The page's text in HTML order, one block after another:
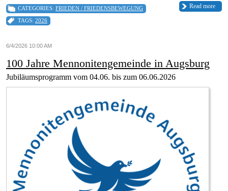
Read more
CATEGORIES: FRIEDEN / FRIEDENSBEWEGUNG
TAGS: 2026
6/4/2026 10:00 AM
100 Jahre Mennonitengemeinde in Augsburg
Jubiläumsprogramm vom 04.06. bis zum 06.06.2026